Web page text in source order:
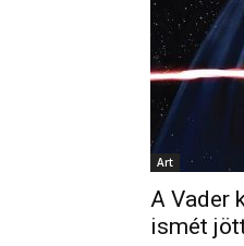
Art
A Vader
ismét